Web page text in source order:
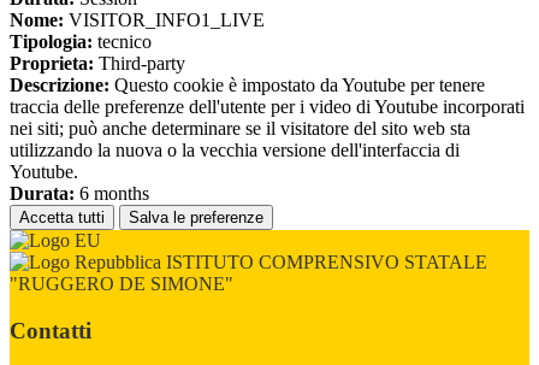
Nome: VISITOR_INFO1_LIVE
Tipologia: tecnico
Proprieta: Third-party
Descrizione: Questo cookie è impostato da Youtube per tenere
traccia delle preferenze dell'utente per i video di Youtube incorporati
nei siti; può anche determinare se il visitatore del sito web sta
utilizzando la nuova o la vecchia versione dell'interfaccia di
Youtube.
Durata: 6 months
Accetta tutti Salva le preferenze
ISTITUTO COMPRENSIVO STATALE
"RUGGERO DE SIMONE"
Contatti